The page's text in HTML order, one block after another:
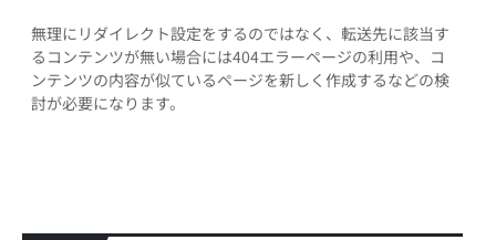
無理にリダイレクト設定をするのではなく、転送先に該当す
るコンテンツが無い場合には404エラーページの利用や、コ
ンテンツの内容が似ているページを新しく作成するなどの検
討が必要になります。